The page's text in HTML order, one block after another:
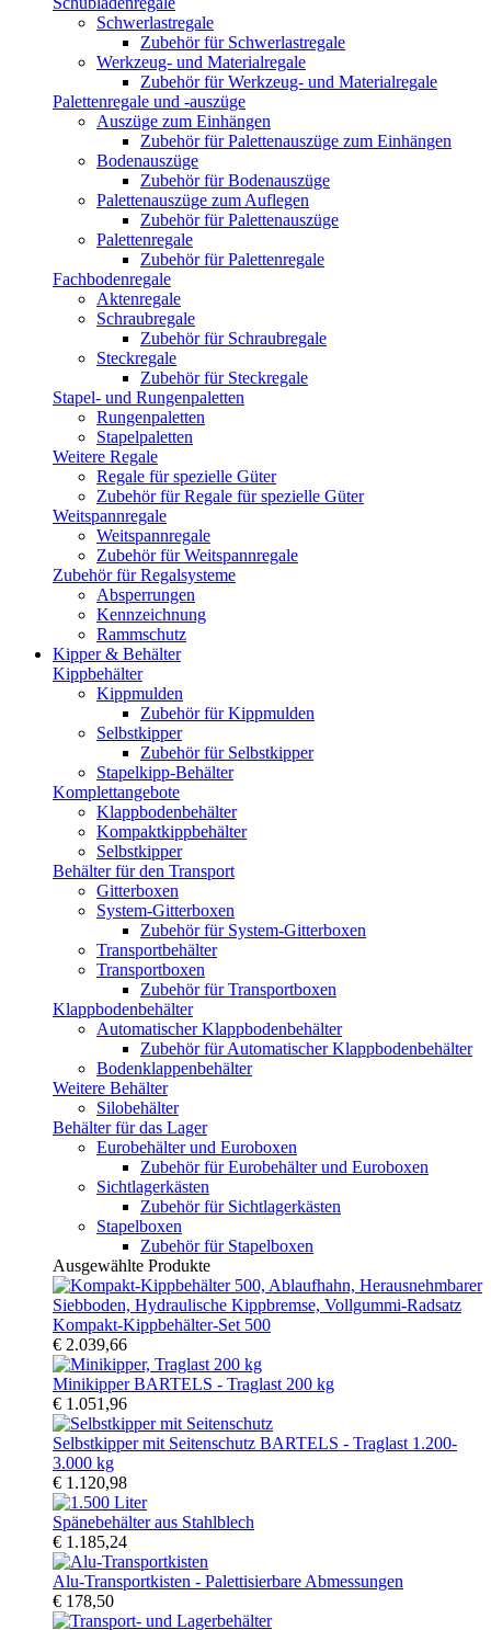
Schwerlastregale
Zubehör für Schwerlastregale
Werkzeug- und Materialregale
Zubehör für Werkzeug- und Materialregale
Palettenregale und -auszüge
Auszüge zum Einhängen
Zubehör für Palettenauszüge zum Einhängen
Bodenauszüge
Zubehör für Bodenauszüge
Palettenauszüge zum Auflegen
Zubehör für Palettenauszüge
Palettenregale
Zubehör für Palettenregale
Fachbodenregale
Aktenregale
Schraubregale
Zubehör für Schraubregale
Steckregale
Zubehör für Steckregale
Stapel- und Rungenpaletten
Rungenpaletten
Stapelpaletten
Weitere Regale
Regale für spezielle Güter
Zubehör für Regale für spezielle Güter
Weitspannregale
Weitspannregale
Zubehör für Weitspannregale
Zubehör für Regalsysteme
Absperrungen
Kennzeichnung
Rammschutz
Kipper & Behälter
Kippbehälter
Kippmulden
Zubehör für Kippmulden
Selbstkipper
Zubehör für Selbstkipper
Stapelkipp-Behälter
Komplettangebote
Klappbodenbehälter
Kompaktkippbehälter
Selbstkipper
Behälter für den Transport
Gitterboxen
System-Gitterboxen
Zubehör für System-Gitterboxen
Transportbehälter
Transportboxen
Zubehör für Transportboxen
Klappbodenbehälter
Automatischer Klappbodenbehälter
Zubehör für Automatischer Klappbodenbehälter
Bodenklappenbehälter
Weitere Behälter
Silobehälter
Behälter für das Lager
Eurobehälter und Euroboxen
Zubehör für Eurobehälter und Euroboxen
Sichtlagerkästen
Zubehör für Sichtlagerkästen
Stapelboxen
Zubehör für Stapelboxen
Ausgewählte Produkte
Kompakt-Kippbehälter-Set 500
€ 2.039,66
Minikipper BARTELS - Traglast 200 kg
€ 1.051,96
Selbstkipper mit Seitenschutz BARTELS - Traglast 1.200-
3.000 kg
€ 1.120,98
Spänebehälter aus Stahlblech
€ 1.185,24
Alu-Transportkisten - Palettisierbare Abmessungen
€ 178,50